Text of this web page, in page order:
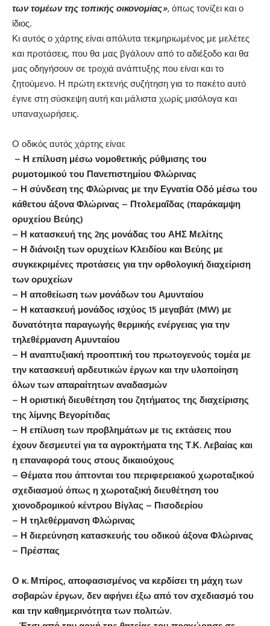
των τομέων της τοπικής οικονομίας», όπως τονίζει και ο
ίδιος.
Κι αυτός ο χάρτης είναι απόλυτα τεκμηριωμένος με μελέτες
και προτάσεις, που θα μας βγάλουν από το αδιέξοδο και θα
μας οδηγήσουν σε τροχιά ανάπτυξης που είναι και το
ζητούμενο. Η πρώτη εκτενής συζήτηση για το πακέτο αυτό
έγινε στη σύσκεψη αυτή και μάλιστα χωρίς μισόλογα και
υπαναχωρήσεις.
Ο οδικός αυτός χάρτης είναι:
– Η επίλυση μέσω νομοθετικής ρύθμισης του
ρυμοτομικού του Πανεπιστημίου Φλώρινας
– Η σύνδεση της Φλώρινας με την Εγνατία Οδό μέσω του
κάθετου άξονα Φλώρινας – Πτολεμαΐδας (παράκαμψη
ορυχείου Βεύης)
– Η κατασκευή της 2ης μονάδας του ΑΗΣ Μελίτης
– Η διάνοιξη των ορυχείων Κλειδίου και Βεύης με
συγκεκριμένες προτάσεις για την ορθολογική διαχείριση
των ορυχείων
– Η αποθείωση των μονάδων του Αμυνταίου
– Η κατασκευή μονάδος ισχύος 15 μεγαβάτ (MW) με
δυνατότητα παραγωγής θερμικής ενέργειας για την
τηλεθέρμανση Αμυνταίου
– Η αναπτυξιακή προοπτική του πρωτογενούς τομέα με
την κατασκευή αρδευτικών έργων και την υλοποίηση
όλων των απαραίτητων αναδασμών
– Η οριστική διευθέτηση του ζητήματος της διαχείρισης
της λίμνης Βεγορίτιδας
– Η επίλυση των προβλημάτων με τις εκτάσεις που
έχουν δεσμευτεί για τα αγροκτήματα της Τ.Κ. Λεβαίας και
η επαναφορά τους στους δικαιούχους
– Θέματα που άπτονται του περιφερειακού χωροταξικού
σχεδιασμού όπως η χωροταξική διευθέτηση του
χιονοδρομικού κέντρου Βίγλας – Πισοδερίου
– Η τηλεθέρμανση Φλώρινας
– Η διερεύνηση κατασκευής του οδικού άξονα Φλώρινας
– Πρέσπας
Ο κ. Μπίρος, αποφασισμένος να κερδίσει τη μάχη των
σοβαρών έργων, δεν αφήνει έξω από τον σχεδιασμό του
και την καθημερινότητα των πολιτών.